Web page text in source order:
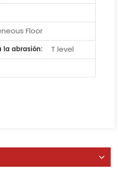
Floor
la abrasión:
T level